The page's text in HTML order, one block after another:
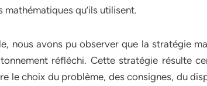
qu’ils utilisent.
nous avons pu observer que la stratégie
réfléchi. Cette stratégie résulte
le choix du problème, des consignes, du